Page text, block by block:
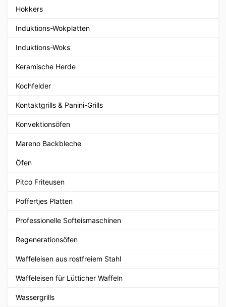
Hokkers
Induktions-Wokplatten
Induktions-Woks
Keramische Herde
Kochfelder
Kontaktgrills & Panini-Grills
Konvektionsöfen
Mareno Backbleche
Öfen
Pitco Friteusen
Poffertjes Platten
Professionelle Softeismaschinen
Regenerationsöfen
Waffeleisen aus rostfreiem Stahl
Waffeleisen für Lütticher Waffeln
Wassergrills